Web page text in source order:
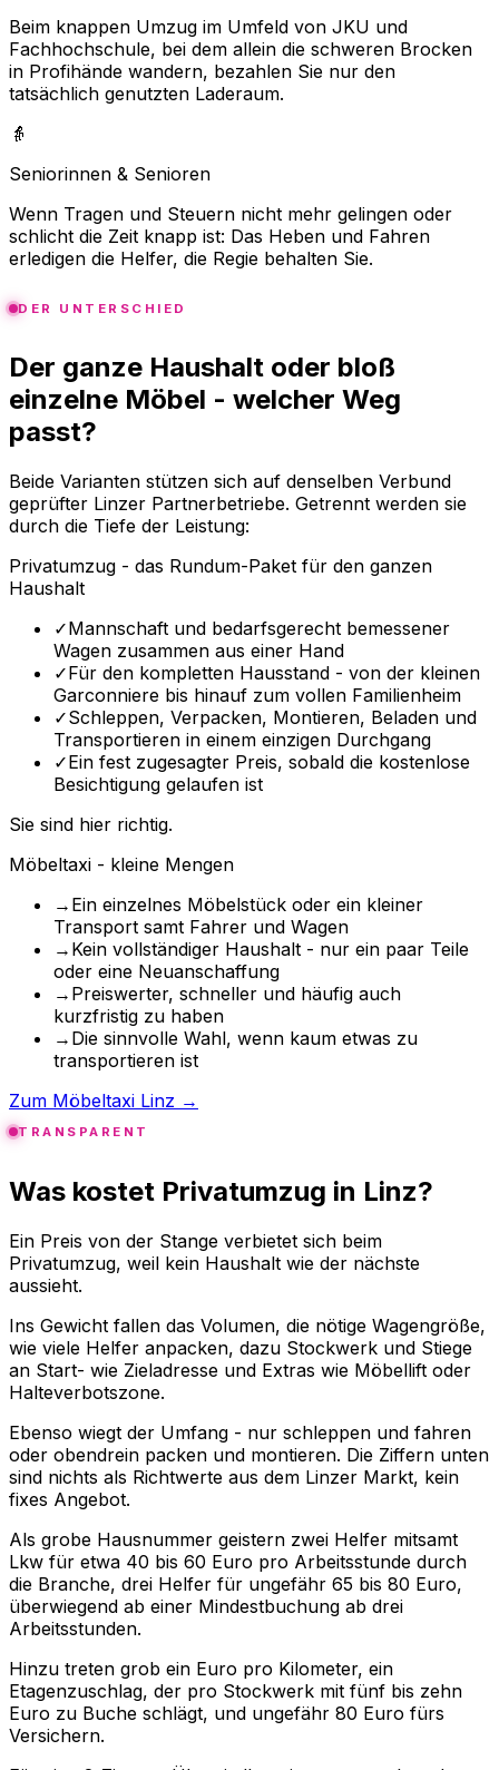
Beim knappen Umzug im Umfeld von JKU und
Fachhochschule, bei dem allein die schweren Brocken
in Profihände wandern, bezahlen Sie nur den
tatsächlich genutzten Laderaum.
👵
Seniorinnen & Senioren
Wenn Tragen und Steuern nicht mehr gelingen oder
schlicht die Zeit knapp ist: Das Heben und Fahren
erledigen die Helfer, die Regie behalten Sie.
DER UNTERSCHIED
Der ganze Haushalt oder bloß
einzelne Möbel - welcher Weg
passt?
Beide Varianten stützen sich auf denselben Verbund
geprüfter Linzer Partnerbetriebe. Getrennt werden sie
durch die Tiefe der Leistung:
Privatumzug - das Rundum-Paket für den ganzen
Haushalt
✓Mannschaft und bedarfsgerecht bemessener
Wagen zusammen aus einer Hand
✓Für den kompletten Hausstand - von der kleinen
Garconniere bis hinauf zum vollen Familienheim
✓Schleppen, Verpacken, Montieren, Beladen und
Transportieren in einem einzigen Durchgang
✓Ein fest zugesagter Preis, sobald die kostenlose
Besichtigung gelaufen ist
Sie sind hier richtig.
Möbeltaxi - kleine Mengen
→ Ein einzelnes Möbelstück oder ein kleiner
Transport samt Fahrer und Wagen
→ Kein vollständiger Haushalt - nur ein paar Teile
oder eine Neuanschaffung
→ Preiswerter, schneller und häufig auch
kurzfristig zu haben
→ Die sinnvolle Wahl, wenn kaum etwas zu
transportieren ist
Zum Möbeltaxi Linz →
TRANSPARENT
Was kostet Privatumzug in Linz?
Ein Preis von der Stange verbietet sich beim
Privatumzug, weil kein Haushalt wie der nächste
aussieht.
Ins Gewicht fallen das Volumen, die nötige Wagengröße,
wie viele Helfer anpacken, dazu Stockwerk und Stiege
an Start- wie Zieladresse und Extras wie Möbellift oder
Halteverbotszone.
Ebenso wiegt der Umfang - nur schleppen und fahren
oder obendrein packen und montieren. Die Ziffern unten
sind nichts als Richtwerte aus dem Linzer Markt, kein
fixes Angebot.
Als grobe Hausnummer geistern zwei Helfer mitsamt
Lkw für etwa 40 bis 60 Euro pro Arbeitsstunde durch
die Branche, drei Helfer für ungefähr 65 bis 80 Euro,
überwiegend ab einer Mindestbuchung ab drei
Arbeitsstunden.
Hinzu treten grob ein Euro pro Kilometer, ein
Etagenzuschlag, der pro Stockwerk mit fünf bis zehn
Euro zu Buche schlägt, und ungefähr 80 Euro fürs
Versichern.